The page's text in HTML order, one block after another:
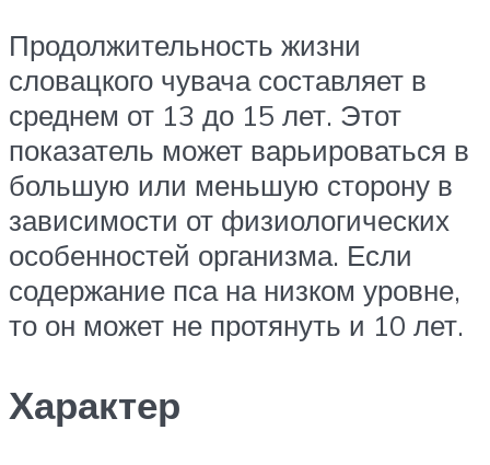
Продолжительность жизни
словацкого чувача составляет в
среднем от 13 до 15 лет. Этот
показатель может варьироваться в
большую или меньшую сторону в
зависимости от физиологических
особенностей организма. Если
содержание пса на низком уровне,
то он может не протянуть и 10 лет.
Характер